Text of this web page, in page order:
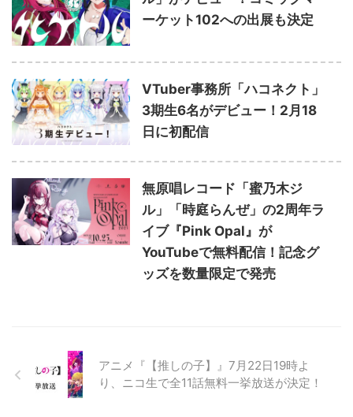
ーケット102への出展も決定
VTuber事務所「ハコネクト」
3期生6名がデビュー！2月18
日に初配信
無原唱レコード「蜜乃木ジ
ル」「時庭らんぜ」の2周年ラ
イブ『Pink Opal』が
YouTubeで無料配信！記念グ
ッズを数量限定で発売
アニメ『【推しの子】』7月22日19時よ
り、ニコ生で全11話無料一挙放送が決定！